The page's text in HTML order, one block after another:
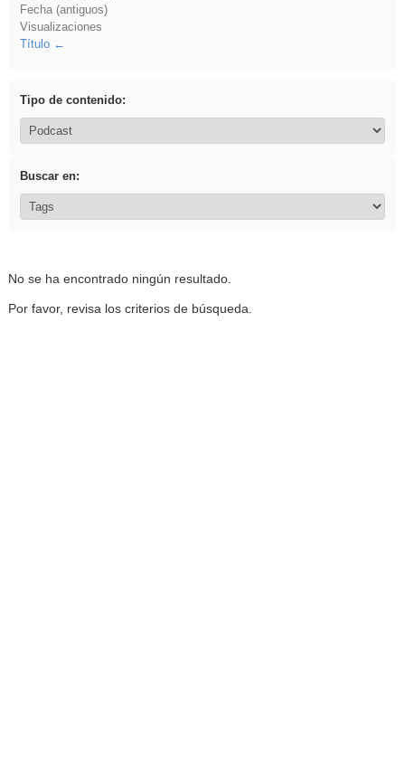
Fecha (antiguos)
Visualizaciones
Título
Tipo de contenido:
Buscar en:
No se ha encontrado ningún resultado.
Por favor, revisa los criterios de búsqueda.